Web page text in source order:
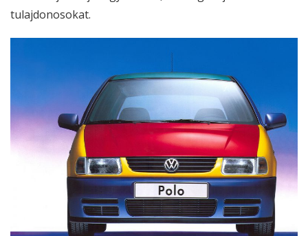
tulajdonosokat.